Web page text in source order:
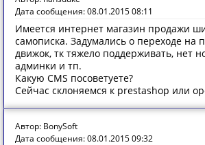
Дата сообщения: 08.01.2015 08:11
Имеется интернет магазин продажи
самописка. Задумались о переходе на
движок, тк тяжело поддерживать, нет
админки и тп.
Какую CMS посоветуете?
Сейчас склоняемся к prestashop или
Автор: BonySoft
Дата сообщения: 08.01.2015 09:32